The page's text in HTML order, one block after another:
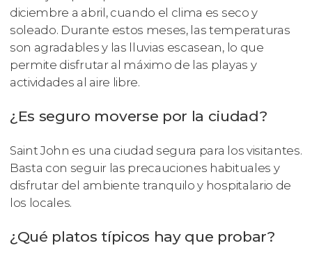
diciembre a abril, cuando el clima es seco y
soleado. Durante estos meses, las temperaturas
son agradables y las lluvias escasean, lo que
permite disfrutar al máximo de las playas y
actividades al aire libre.
¿Es seguro moverse por la ciudad?
Saint John es una ciudad segura para los visitantes.
Basta con seguir las precauciones habituales y
disfrutar del ambiente tranquilo y hospitalario de
los locales.
¿Qué platos típicos hay que probar?